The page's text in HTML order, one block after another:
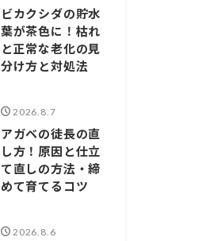
ビカクシダの貯水
葉が茶色に！枯れ
と正常な老化の見
分け方と対処法
2026.8.7
アガベの徒長の直
し方！原因と仕立
て直しの方法・締
めて育てるコツ
2026.8.6